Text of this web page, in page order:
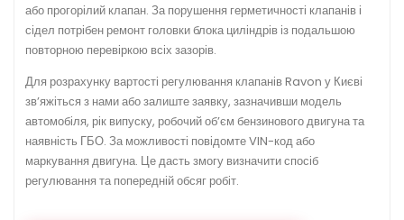
або прогорілий клапан. За порушення герметичності клапанів і
сідел потрібен ремонт головки блока циліндрів із подальшою
повторною перевіркою всіх зазорів.
Для розрахунку вартості регулювання клапанів Ravon у Києві
зв’яжіться з нами або залиште заявку, зазначивши модель
автомобіля, рік випуску, робочий об’єм бензинового двигуна та
наявність ГБО. За можливості повідомте VIN-код або
маркування двигуна. Це дасть змогу визначити спосіб
регулювання та попередній обсяг робіт.